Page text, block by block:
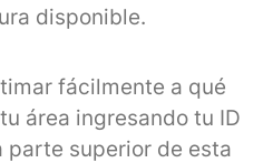
disponible.
fácilmente a qué
área ingresando tu ID
parte superior de esta